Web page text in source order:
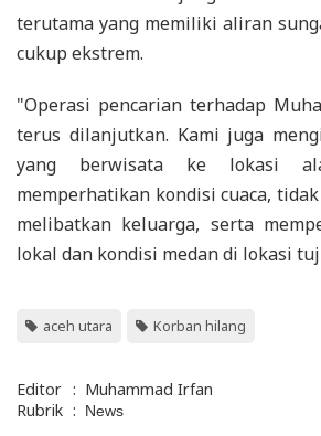
terutama yang memiliki aliran
cukup ekstrem.
"Operasi pencarian terhadap
terus dilanjutkan. Kami juga
yang berwisata ke lokasi
memperhatikan kondisi cuaca,
melibatkan keluarga, serta
lokal dan kondisi medan di lokasi
aceh utara Korban hilang
Editor : Muhammad Irfan
Rubrik : News